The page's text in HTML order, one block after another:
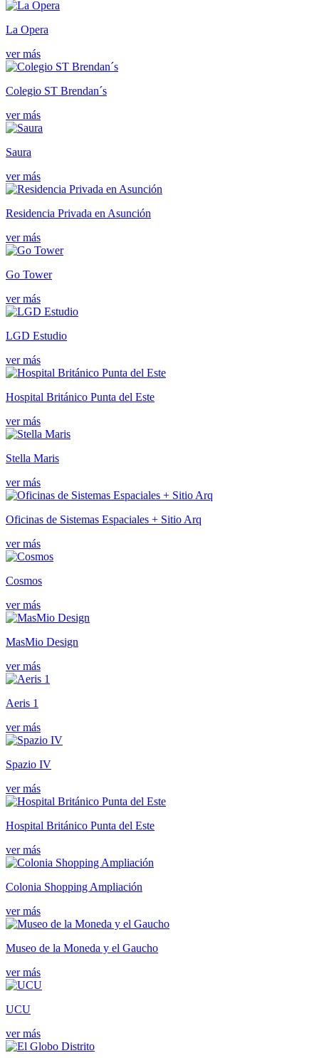
La Opera
ver más
Colegio ST Brendan´s
ver más
Saura
ver más
Residencia Privada en Asunción
ver más
Go Tower
ver más
LGD Estudio
ver más
Hospital Británico Punta del Este
ver más
Stella Maris
ver más
Oficinas de Sistemas Espaciales + Sitio Arq
ver más
Cosmos
ver más
MasMio Design
ver más
Aeris 1
ver más
Spazio IV
ver más
Hospital Británico Punta del Este
ver más
Colonia Shopping Ampliación
ver más
Museo de la Moneda y el Gaucho
ver más
UCU
ver más